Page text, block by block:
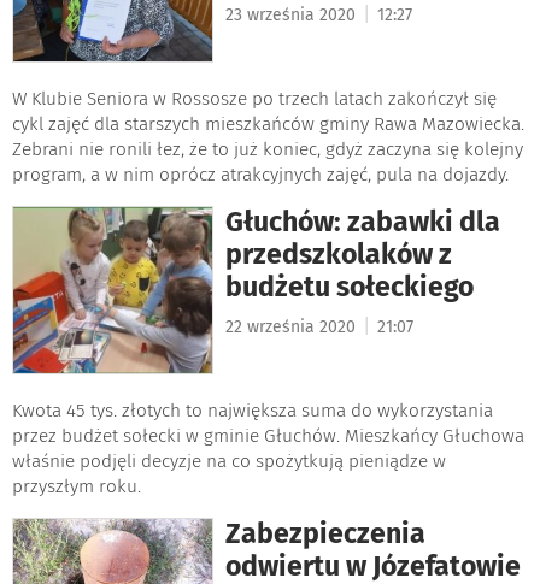
23 września 2020 12:27
W Klubie Seniora w Rossosze po trzech latach zakończył się
cykl zajęć dla starszych mieszkańców gminy Rawa Mazowiecka.
Zebrani nie ronili łez, że to już koniec, gdyż zaczyna się kolejny
program, a w nim oprócz atrakcyjnych zajęć, pula na dojazdy.
Głuchów: zabawki dla
przedszkolaków z
budżetu sołeckiego
22 września 2020 21:07
Kwota 45 tys. złotych to największa suma do wykorzystania
przez budżet sołecki w gminie Głuchów. Mieszkańcy Głuchowa
właśnie podjęli decyzje na co spożytkują pieniądze w
przyszłym roku.
Zabezpieczenia
odwiertu w Józefatowie